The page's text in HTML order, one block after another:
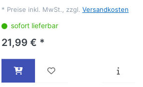
* Preise inkl. MwSt., zzgl. Versandkosten
sofort lieferbar
21,99 € *